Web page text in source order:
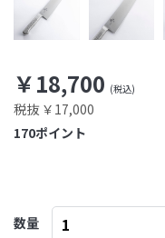
￥18,700
税抜 ￥17,000
ポイント
170
数量